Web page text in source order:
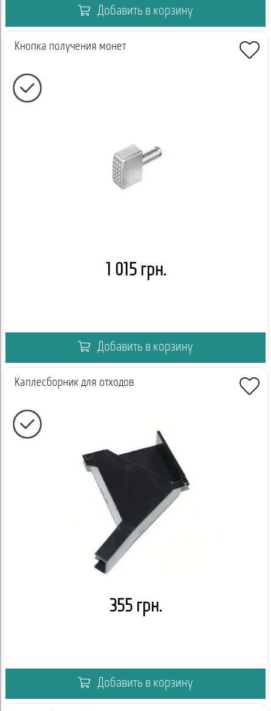
Добавить в корзину
Кнопка получения монет
1 015 грн.
Добавить в корзину
Каплесборник для отходов
355 грн.
Добавить в корзину